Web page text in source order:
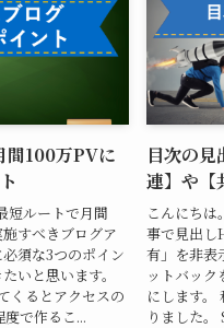
間100万PVに
短ルートで月間
すべきブログア
須な3つのポイン
いと思います。
くるとアクセスの
で作るこ...
目次の
連】や【
こんにちは
事で見出し
有」を非表
ットバック
にします。
りました。